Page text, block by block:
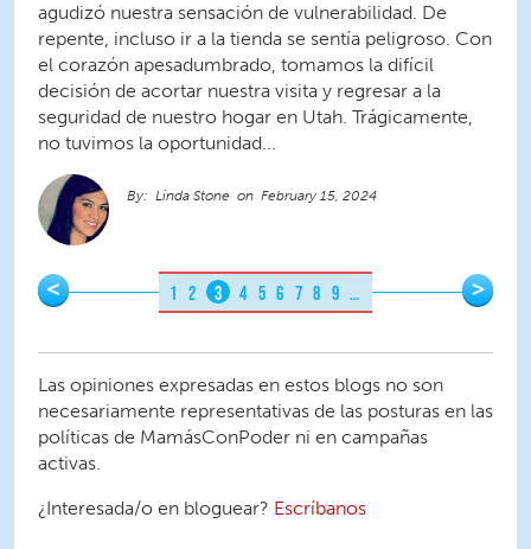
agudizó nuestra sensación de vulnerabilidad. De
repente, incluso ir a la tienda se sentía peligroso. Con
el corazón apesadumbrado, tomamos la difícil
decisión de acortar nuestra visita y regresar a la
seguridad de nuestro hogar en Utah. Trágicamente,
no tuvimos la oportunidad...
Linda Stone February 15, 2024
Pages
< 1 2 3 4 5 6 7 8 9 … >
Las opiniones expresadas en estos blogs no son
necesariamente representativas de las posturas en las
políticas de MamásConPoder ni en campañas
activas.
¿Interesada/o en bloguear? Escríbanos